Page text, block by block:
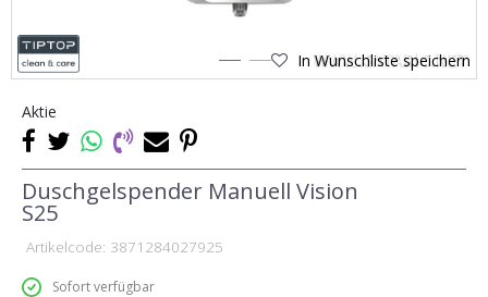
1 2 In Wunschliste speichern
Aktie
Duschgelspender Manuell Vision
S25
Artikelcode: 3871284027925
Sofort verfügbar